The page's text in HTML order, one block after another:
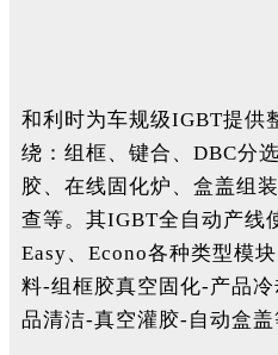
和利时为车规级IGBT提供
绕：组框、键合、DBC分
胶、在线固化炉、盒盖组
查等。其IGBT全自动产线
Easy、Econo各种类型模
料-组框胶真空固化-产品
品清洁-真空灌胶-自动盒盖